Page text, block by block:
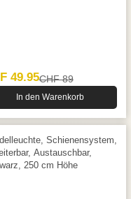
49.95CHF 89
In den Warenkorb
Schienensystem,
Austauschbar,
250 cm Höhe